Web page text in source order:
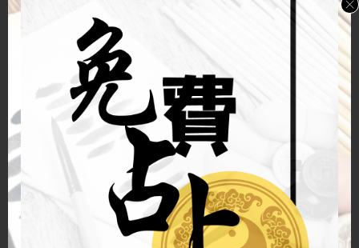
人不聽勸告所致，過不在己。
還有些師傅因技窮，走火入魔叫客人放生催運。放
生是儒釋道皆有提倡的美德，但與風水術全然無
關。當然人在困境甚麼方法都會去試，但搞不好將
動物置於不適合生存的環境，想積福改運卻反而造
孽。